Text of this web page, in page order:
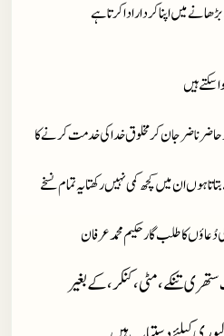
میں اپنا کردار ادا کرتا ہے
سکتے ہیں
حاضر ناضر جان کر مخلوق خدا کی خدمت کرنے کا
ہوں ان میں کچھ کمی نہیں رکھتا یہ تمام نسخے
کا طلب گار حکیم محمد عرفان
تنکے، مٹی، کنکر، کے بغیر